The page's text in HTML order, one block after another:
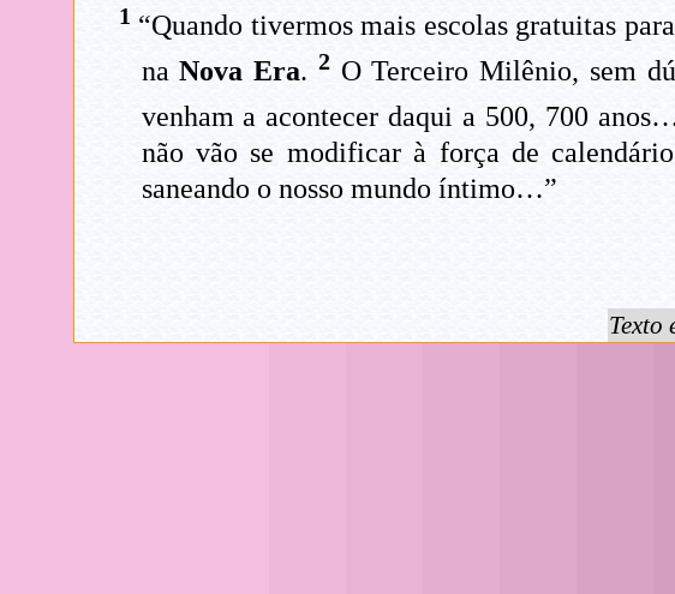
1 “Quando tivermos mais escolas gratuitas
naNova Era. 2O Terceiro Milênio, sem
venham a acontecer daqui a 500, 700
não vão se modificar à força de
saneando o nosso mundo íntimo…”
Texto